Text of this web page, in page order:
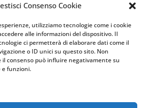
Consenso Cookie
utilizziamo tecnologie come i cookie
alle informazioni del dispositivo. Il
ci permetterà di elaborare dati come il
o ID unici su questo sito. Non
consenso può influire negativamente su
funzioni.